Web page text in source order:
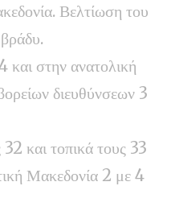
Βελτίωση του
στην ανατολική
διευθύνσεων 3
και τοπικά τους 33
Μακεδονία 2 με 4